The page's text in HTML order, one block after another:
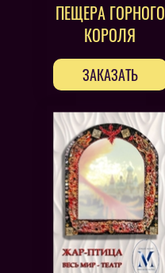
ПЕЩЕРА ГОРНОГО
КОРОЛЯ
ЗАКАЗАТЬ